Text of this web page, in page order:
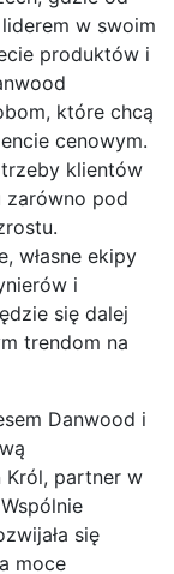
w swoim
produktów i
które chcą
cenowym.
klientów
zarówno pod
własne ekipy
i
się dalej
trendom na
Danwood i
Król, partner w
się
moce